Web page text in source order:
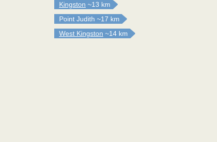
Kingston ~13 km
Point Judith ~17 km
West Kingston ~14 km